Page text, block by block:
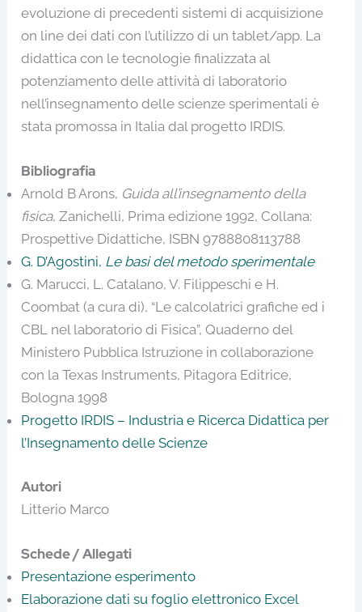
evoluzione di precedenti sistemi di acquisizione
on line dei dati con l’utilizzo di un tablet/app. La
didattica con le tecnologie finalizzata al
potenziamento delle attività di laboratorio
nell’insegnamento delle scienze sperimentali è
stata promossa in Italia dal progetto IRDIS.
Bibliografia
Arnold B Arons, Guida all’insegnamento della
fisica, Zanichelli, Prima edizione 1992, Collana:
Prospettive Didattiche, ISBN 9788808113788
G. D’Agostini, Le basi del metodo sperimentale
G. Marucci, L. Catalano, V. Filippeschi e H.
Coombat (a cura di), “Le calcolatrici grafiche ed i
CBL nel laboratorio di Fisica”, Quaderno del
Ministero Pubblica Istruzione in collaborazione
con la Texas Instruments, Pitagora Editrice,
Bologna 1998
Progetto IRDIS – Industria e Ricerca Didattica per
l’Insegnamento delle Scienze
Autori
Litterio Marco
Schede / Allegati
Presentazione esperimento
Elaborazione dati su foglio elettronico Excel